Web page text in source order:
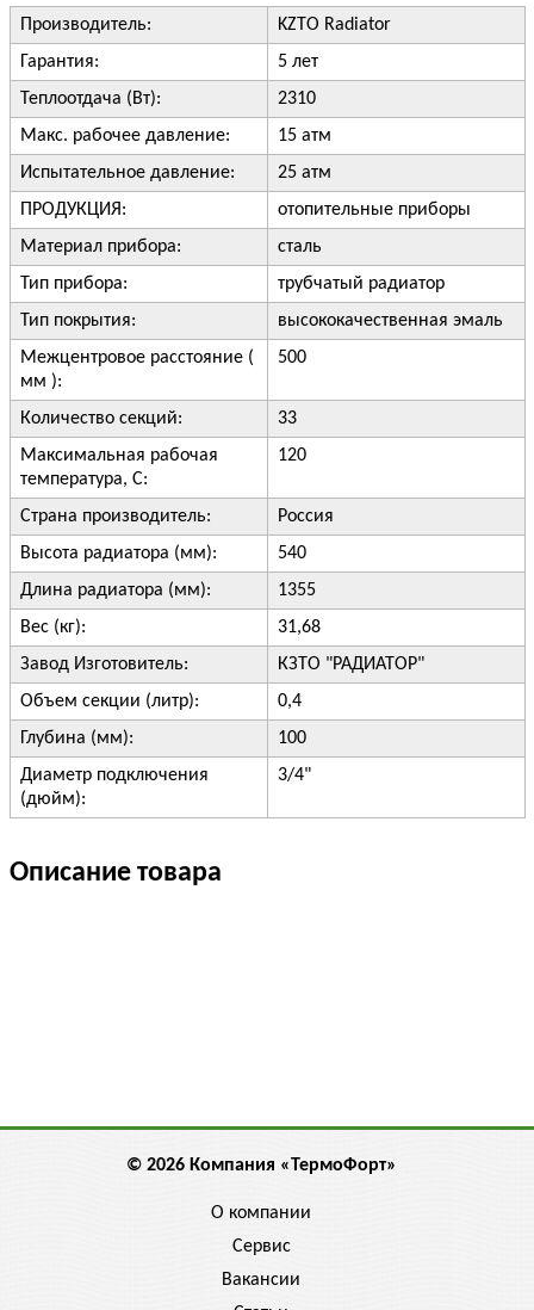
Производитель:
KZTO Radiator
Гарантия:
5 лет
Теплоотдача (Вт):
2310
Макс. рабочее давление:
15 атм
Испытательное давление:
25 атм
ПРОДУКЦИЯ:
отопительные приборы
Материал прибора:
сталь
Тип прибора:
трубчатый радиатор
Тип покрытия:
высококачественная эмаль
Межцентровое расстояние (
мм ):
500
Количество секций:
33
Максимальная рабочая
температура, С:
120
Страна производитель:
Россия
Высота радиатора (мм):
540
Длина радиатора (мм):
1355
Вес (кг):
31,68
Завод Изготовитель:
КЗТО "РАДИАТОР"
Объем секции (литр):
0,4
Глубина (мм):
100
Диаметр подключения
(дюйм):
3/4"
Описание товара
© 2026 Компания «ТермоФорт»
О компании
Сервис
Вакансии